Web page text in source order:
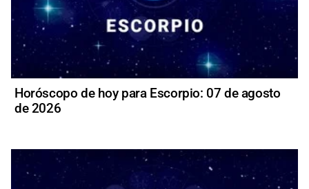
Horóscopo de hoy para Escorpio: 07 de agosto
de 2026